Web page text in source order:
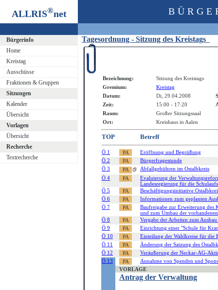
ALLRIS®net
Bürgerinfo
Home
Kreistag
Ausschüsse
Fraktionen & Gruppen
Sitzungen
Kalender
Übersicht
Vorlagen
Übersicht
Recherche
Textrecherche
Tagesordnung - Sitzung des Kreistags
Bezeichnung:
Sitzung des Kreistags
Gremium:
Kreistag
Datum:
Di, 29.04.2008
Zeit:
15:00 - 17:20
Raum:
Großer Sitzungssaal
Ort:
Kreishaus in Aalen
TOP Betreff
Ö 1
Eröffnung und Begrüßung
Ö 2
Bürgerfragestunde
Ö 3
Abfallgebühren im Ostalbkreis
Ö 4
Evaluierung der
Landesregierung für die
Ö 5
Beschäftigungsinitiative
Ö 6
Informationen zum geplanten
Ö 7
Baufreigabe zur Erweiterung des
und zum Umbau der
Ö 8
Vergabe der Arbeiten zum
Ö 9
Einrichtung einer "Schule für
Ö 10
Einteilung der Wahlkreise für die
Ö 11
Änderung der Satzung des
Ö 12
Veräußerung der Neckar-AG-
Ö 13
Annahme von Spenden und
VORLAGE
Antrag der Verwaltung